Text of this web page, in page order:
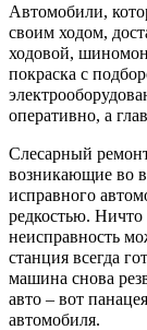
Автомобили,
своим ходом,
ходовой,
покраска с
оперативно, а
Слесарный
возникающие во
исправного
редкостью.
неисправность
станция всегда
машина снова
авто – вот
автомобиля.